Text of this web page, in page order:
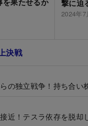
撃に迫
2024年7
決戦
の独立戦争！持ち合い
近！テスラ依存を脱却